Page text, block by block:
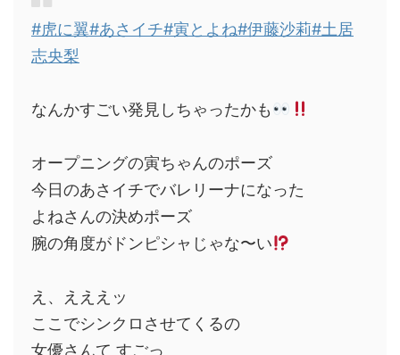
#虎に翼#あさイチ#寅とよね#伊藤沙莉#土居
志央梨
なんかすごい発見しちゃったかも
オープニングの寅ちゃんのポーズ
今日のあさイチでバレリーナになった
よねさんの決めポーズ
腕の角度がドンピシャじゃな〜い
え、えええッ
ここでシンクロさせてくるの
女優さんて すごっ